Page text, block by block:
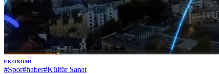
EKONOMI
#Spor#haber#Kültür Sanat